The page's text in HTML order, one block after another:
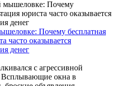
Почему бесплатная
часто оказывается
денег
с агрессивной
Всплывающие окна в